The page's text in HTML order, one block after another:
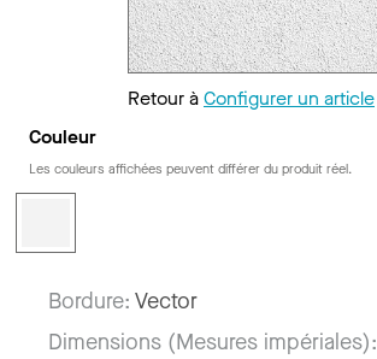
Retour àConfigurer un article
Couleur
Les couleurs affichées peuvent différer du produit réel.
Bordure: Vector
Dimensions (Mesures impériales):